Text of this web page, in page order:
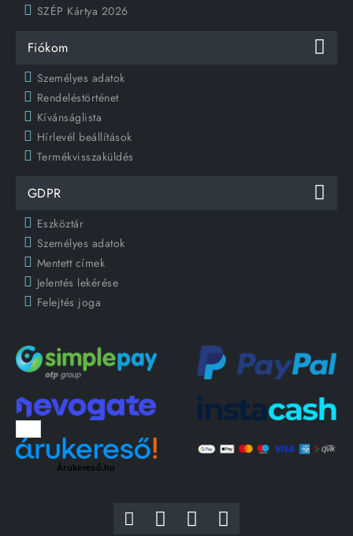
SZÉP Kártya 2026
Fiókom
Személyes adatok
Rendeléstörténet
Kívánságlista
Hírlevél beállítások
Termékvisszaküldés
GDPR
Eszköztár
Személyes adatok
Mentett címek
Jelentés lekérése
Felejtés joga
Árukereső.hu